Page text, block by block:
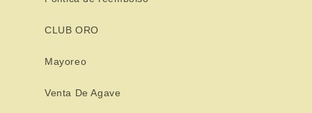
CLUB ORO
Mayoreo
Venta De Agave